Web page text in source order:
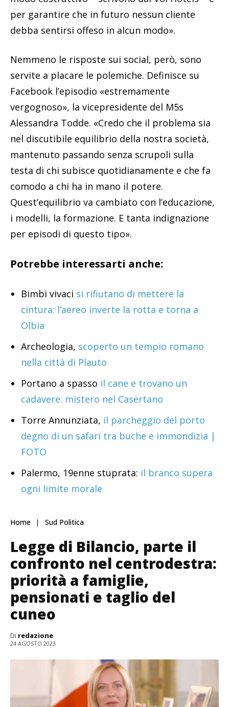
per garantire che in futuro nessun cliente
debba sentirsi offeso in alcun modo».
Nemmeno le risposte sui social, però, sono
servite a placare le polemiche. Definisce su
Facebook l’episodio «estremamente
vergognoso», la vicepresidente del M5s
Alessandra Todde. «Credo che il problema sia
nel discutibile equilibrio della nostra società,
mantenuto passando senza scrupoli sulla
testa di chi subisce quotidianamente e che fa
comodo a chi ha in mano il potere.
Quest’equilibrio va cambiato con l’educazione,
i modelli, la formazione. E tanta indignazione
per episodi di questo tipo».
Potrebbe interessarti anche:
Bimbi vivaci si rifiutano di mettere la
cintura: l’aereo inverte la rotta e torna a
Olbia
Archeologia, scoperto un tempio romano
nella città di Plauto
Portano a spasso il cane e trovano un
cadavere: mistero nel Casertano
Torre Annunziata, il parcheggio del porto
degno di un safari tra buche e immondizia |
FOTO
Palermo, 19enne stuprata: il branco supera
ogni limite morale
Home Sud Politica
Legge di Bilancio, parte il
confronto nel centrodestra:
priorità a famiglie,
pensionati e taglio del
cuneo
Di redazione
24 AGOSTO 2023